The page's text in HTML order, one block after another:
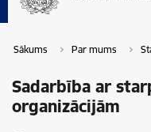
Sākums Par mums
Sadarbība ar
organizācijām